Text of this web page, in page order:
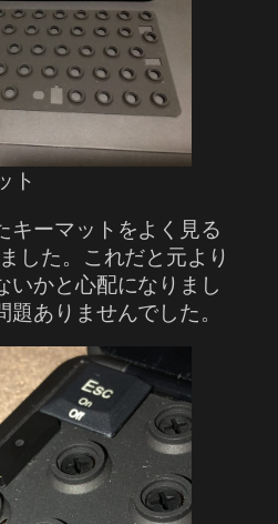
ト
キーマットをよく見る
した。これだと元より
いかと心配になりまし
ありませんでした。